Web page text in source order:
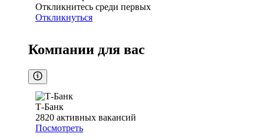
Откликнитесь среди первых
Откликнуться
Компании для вас
Т-Банк
2820 активных вакансий
Посмотреть